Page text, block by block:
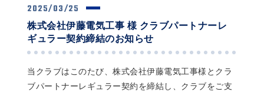
2025/03/25
株式会社伊藤電気工事 様 クラブパートナーレ
ギュラー契約締結のお知らせ
当クラブはこのたび、株式会社伊藤電気工事様とクラ
ブパートナーレギュラー契約を締結し、クラブをご支